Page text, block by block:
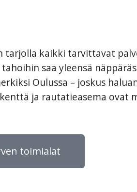
tarjolla kaikki tarvittavat
saa yleensä
Oulussa – joskus
ja rautatieasema
toimialat